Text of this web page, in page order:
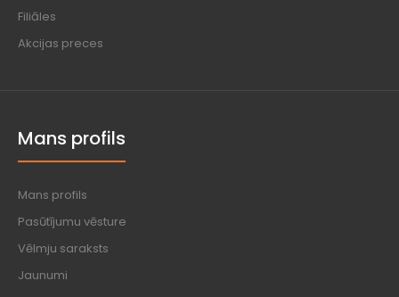
Filiāles
Akcijas preces
Mans profils
Mans profils
Pasūtījumu vēsture
Vēlmju saraksts
Jaunumi